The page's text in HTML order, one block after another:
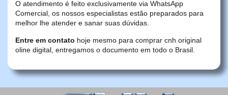
O atendimento é feito exclusivamente via WhatsApp
Comercial, os nossos especialistas estão preparados para
melhor lhe atender e sanar suas dúvidas.
Entre em contato hoje mesmo para comprar cnh original
oline digital, entregamos o documento em todo o Brasil.